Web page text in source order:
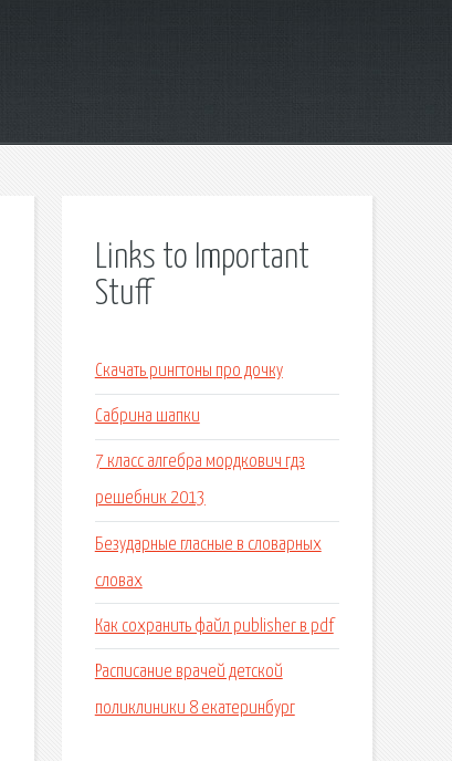
Links to Important
Stuff
Скачать рингтоны про дочку
Сабрина шапки
7 класс алгебра мордкович гдз
решебник 2013
Безударные гласные в словарных
словах
Как сохранить файл publisher в pdf
Расписание врачей детской
поликлиники 8 екатеринбург